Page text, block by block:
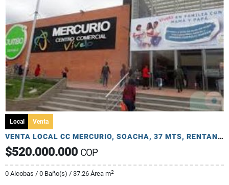
Local Venta
VENTA LOCAL CC MERCURIO, SOACHA, 37 MTS, RENTANDO
$520.000.000 COP
0 Alcobas / 0 Baño(s) / 37.26 Área m2